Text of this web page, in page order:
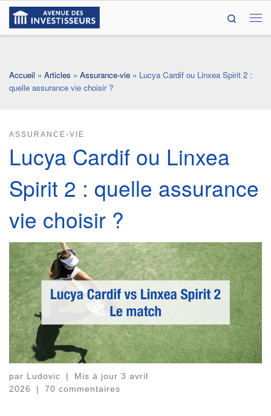
Passer au contenu
Search
Accueil » Articles » Assurance-vie » Lucya Cardif ou Linxea Spirit 2 :
quelle assurance vie choisir ?
ASSURANCE-VIE
Lucya Cardif ou Linxea
Spirit 2 : quelle assurance
vie choisir ?
par Ludovic | Mis à jour 3 avril
2026
| 70 commentaires